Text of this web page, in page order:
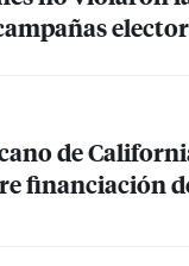
de
financiación